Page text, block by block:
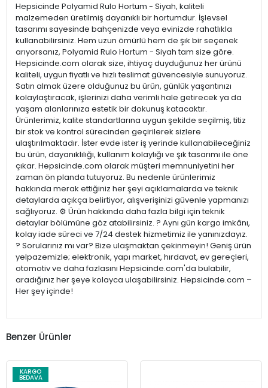
Hepsicinde Polyamid Rulo Hortum - Siyah, kaliteli
malzemeden üretilmiş dayanıklı bir hortumdur. İşlevsel
tasarımı sayesinde bahçenizde veya evinizde rahatlıkla
kullanabilirsiniz. Hem uzun ömürlü hem de şık bir seçenek
arıyorsanız, Polyamid Rulo Hortum - Siyah tam size göre.
Hepsicinde.com olarak size, ihtiyaç duyduğunuz her ürünü
kaliteli, uygun fiyatlı ve hızlı teslimat güvencesiyle sunuyoruz.
Satın almak üzere olduğunuz bu ürün, günlük yaşantınızı
kolaylaştıracak, işlerinizi daha verimli hale getirecek ya da
yaşam alanlarınıza estetik bir dokunuş katacaktır.
Ürünlerimiz, kalite standartlarına uygun şekilde seçilmiş, titiz
bir stok ve kontrol sürecinden geçirilerek sizlere
ulaştırılmaktadır. İster evde ister iş yerinde kullanabileceğiniz
bu ürün, dayanıklılığı, kullanım kolaylığı ve şık tasarımı ile öne
çıkar. Hepsicinde.com olarak müşteri memnuniyetini her
zaman ön planda tutuyoruz. Bu nedenle ürünlerimiz
hakkında merak ettiğiniz her şeyi açıklamalarda ve teknik
detaylarda açıkça belirtiyor, alışverişinizi güvenle yapmanızı
sağlıyoruz. ⚙️ Ürün hakkında daha fazla bilgi için teknik
detaylar bölümüne göz atabilirsiniz. ? Aynı gün kargo imkânı,
kolay iade süreci ve 7/24 destek hizmetimiz ile yanınızdayız.
? Sorularınız mı var? Bize ulaşmaktan çekinmeyin! Geniş ürün
yelpazemizle; elektronik, yapı market, hırdavat, ev gereçleri,
otomotiv ve daha fazlasını Hepsicinde.com'da bulabilir,
aradığınız her şeye kolayca ulaşabilirsiniz. Hepsicinde.com –
Her şey içinde!
Benzer Ürünler
KARGO
BEDAVA